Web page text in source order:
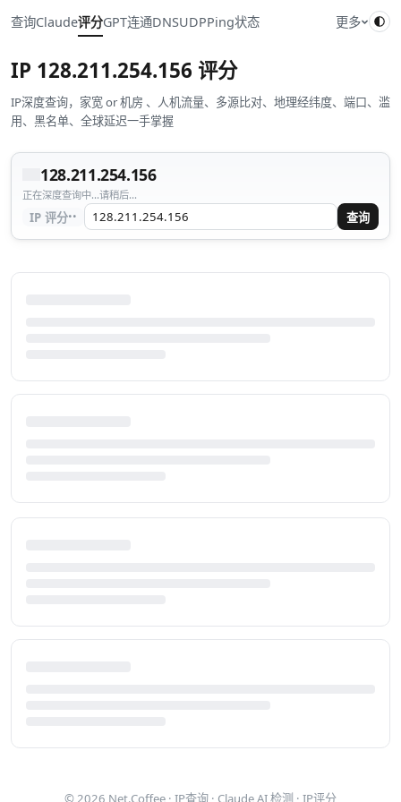
查询Claude评分GPT连通DNSUDPPing状态 更多
IP 128.211.254.156 评分
IP深度查询，家宽 or 机房 、人机流量、多源比对、地理经纬度、端口、滥
用、黑名单、全球延迟一手掌握
128.211.254.156
正在深度查询中...请稍后...
IP 评分·· 查询
© 2026 Net.Coffee · IP查询 · Claude AI 检测 · IP评分